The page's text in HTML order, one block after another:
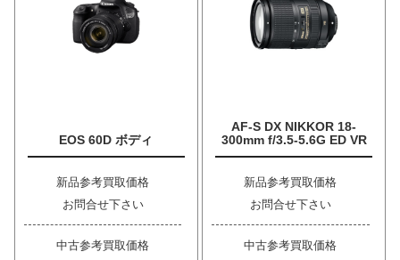
EOS 60D ボディ
新品参考買取価格
お問合せ下さい
中古参考買取価格
AF-S DX NIKKOR 18-
300mm f/3.5-5.6G ED VR
新品参考買取価格
お問合せ下さい
中古参考買取価格